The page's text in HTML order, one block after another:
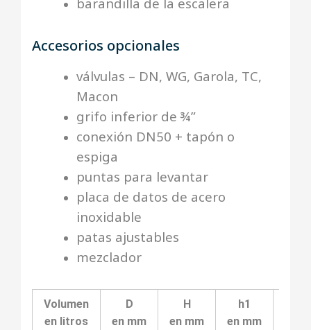
Accesorios opcionales
válvulas – DN, WG, Garola, TC,
Macon
grifo inferior de ¾”
conexión DN50 + tapón o
espiga
puntas para levantar
placa de datos de acero
inoxidable
patas ajustables
mezclador
Volumen
en litros
D
en mm
H
en mm
h1
en mm